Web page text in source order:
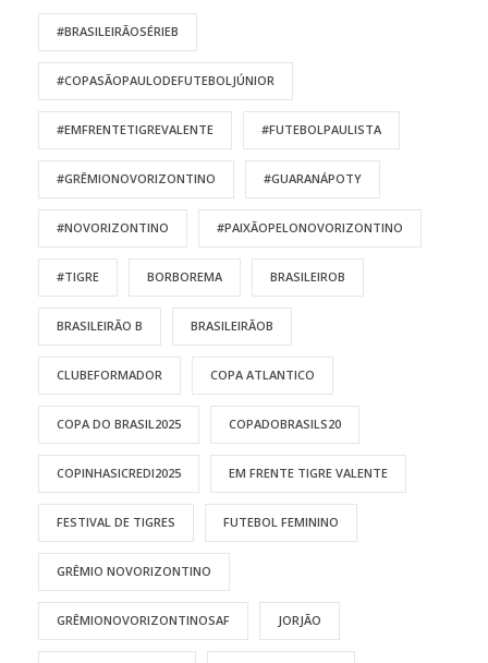
#BRASILEIRÃOSÉRIEB
#COPASÃOPAULODEFUTEBOLJÚNIOR
#EMFRENTETIGREVALENTE #FUTEBOLPAULISTA
#GRÊMIONOVORIZONTINO #GUARANÁPOTY
#NOVORIZONTINO #PAIXÃOPELONOVORIZONTINO
#TIGRE BORBOREMA BRASILEIROB
BRASILEIRÃO B BRASILEIRÃOB
CLUBEFORMADOR COPA ATLANTICO
COPA DO BRASIL2025 COPADOBRASILS20
COPINHASICREDI2025 EM FRENTE TIGRE VALENTE
FESTIVAL DE TIGRES FUTEBOL FEMININO
GRÊMIO NOVORIZONTINO
GRÊMIONOVORIZONTINOSAF JORJÃO